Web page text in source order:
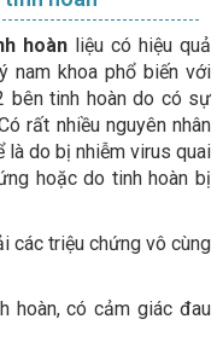
hoàn liệu có hiệu quả
nam khoa phổ biến với
bên tinh hoàn do có sự
rất nhiều nguyên nhân
là do bị nhiễm virus quai
hoặc do tinh hoàn bị
các triệu chứng vô cùng
hoàn, có cảm giác đau